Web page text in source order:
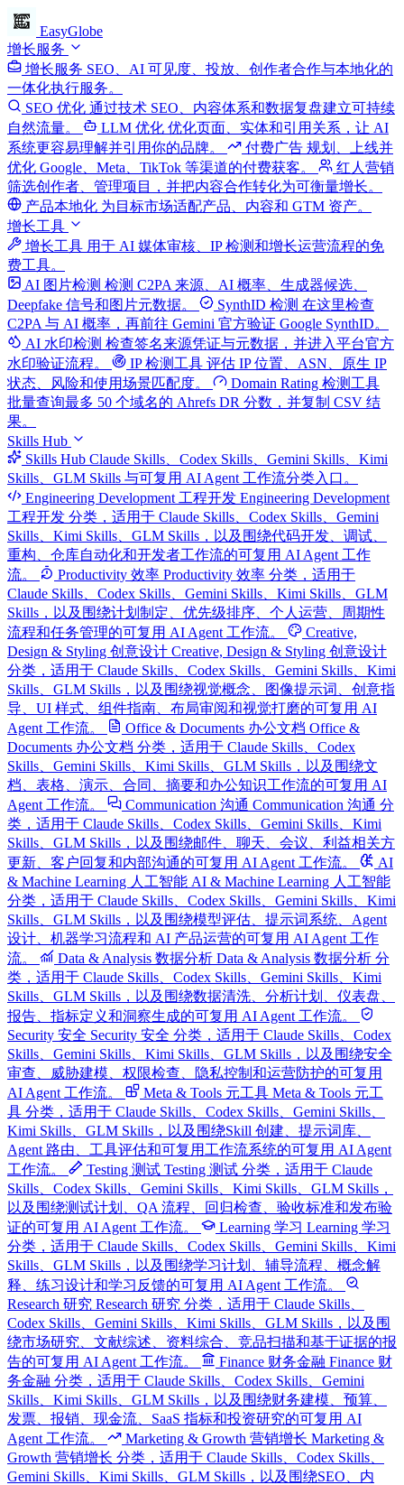
EasyGlobe
增长服务
增长服务 SEO、AI 可见度、投放、创作者合作与本地化的
一体化执行服务。
SEO 优化 通过技术 SEO、内容体系和数据复盘建立可持续
自然流量。
LLM 优化 优化页面、实体和引用关系，让 AI
系统更容易理解并引用你的品牌。
付费广告 规划、上线并
优化 Google、Meta、TikTok 等渠道的付费获客。
红人营销
筛选创作者、管理项目，并把内容合作转化为可衡量增长。
产品本地化 为目标市场适配产品、内容和 GTM 资产。
增长工具
增长工具 用于 AI 媒体审核、IP 检测和增长运营流程的免
费工具。
AI 图片检测 检测 C2PA 来源、AI 概率、生成器候选、
Deepfake 信号和图片元数据。
SynthID 检测 在这里检查
C2PA 与 AI 概率，再前往 Gemini 官方验证 Google SynthID。
AI 水印检测 检查签名来源凭证与元数据，并进入平台官方
水印验证流程。
IP 检测工具 评估 IP 位置、ASN、原生 IP
状态、风险和使用场景匹配度。
Domain Rating 检测工具
批量查询最多 50 个域名的 Ahrefs DR 分数，并复制 CSV 结
果。
Skills Hub
Skills Hub Claude Skills、Codex Skills、Gemini Skills、Kimi
Skills、GLM Skills 与可复用 AI Agent 工作流分类入口。
Engineering Development 工程开发 Engineering Development
工程开发 分类，适用于 Claude Skills、Codex Skills、Gemini
Skills、Kimi Skills、GLM Skills，以及围绕代码开发、调试、
重构、仓库自动化和开发者工作流的可复用 AI Agent 工作
流。
Productivity 效率 Productivity 效率 分类，适用于
Claude Skills、Codex Skills、Gemini Skills、Kimi Skills、GLM
Skills，以及围绕计划制定、优先级排序、个人运营、周期性
流程和任务管理的可复用 AI Agent 工作流。
Creative,
Design & Styling 创意设计 Creative, Design & Styling 创意设计
分类，适用于 Claude Skills、Codex Skills、Gemini Skills、Kimi
Skills、GLM Skills，以及围绕视觉概念、图像提示词、创意指
导、UI 样式、组件指南、布局审阅和视觉打磨的可复用 AI
Agent 工作流。
Office & Documents 办公文档 Office &
Documents 办公文档 分类，适用于 Claude Skills、Codex
Skills、Gemini Skills、Kimi Skills、GLM Skills，以及围绕文
档、表格、演示、合同、摘要和办公知识工作流的可复用 AI
Agent 工作流。
Communication 沟通 Communication 沟通 分
类，适用于 Claude Skills、Codex Skills、Gemini Skills、Kimi
Skills、GLM Skills，以及围绕邮件、聊天、会议、利益相关方
更新、客户回复和内部沟通的可复用 AI Agent 工作流。
AI
& Machine Learning 人工智能 AI & Machine Learning 人工智能
分类，适用于 Claude Skills、Codex Skills、Gemini Skills、Kimi
Skills、GLM Skills，以及围绕模型评估、提示词系统、Agent
设计、机器学习流程和 AI 产品运营的可复用 AI Agent 工作
流。
Data & Analysis 数据分析 Data & Analysis 数据分析 分
类，适用于 Claude Skills、Codex Skills、Gemini Skills、Kimi
Skills、GLM Skills，以及围绕数据清洗、分析计划、仪表盘、
报告、指标定义和洞察生成的可复用 AI Agent 工作流。
Security 安全 Security 安全 分类，适用于 Claude Skills、Codex
Skills、Gemini Skills、Kimi Skills、GLM Skills，以及围绕安全
审查、威胁建模、权限检查、隐私控制和运营防护的可复用
AI Agent 工作流。
Meta & Tools 元工具 Meta & Tools 元工
具 分类，适用于 Claude Skills、Codex Skills、Gemini Skills、
Kimi Skills、GLM Skills，以及围绕Skill 创建、提示词库、
Agent 路由、工具评估和可复用工作流系统的可复用 AI Agent
工作流。
Testing 测试 Testing 测试 分类，适用于 Claude
Skills、Codex Skills、Gemini Skills、Kimi Skills、GLM Skills，
以及围绕测试计划、QA 流程、回归检查、验收标准和发布验
证的可复用 AI Agent 工作流。
Learning 学习 Learning 学习
分类，适用于 Claude Skills、Codex Skills、Gemini Skills、Kimi
Skills、GLM Skills，以及围绕学习计划、辅导流程、概念解
释、练习设计和学习反馈的可复用 AI Agent 工作流。
Research 研究 Research 研究 分类，适用于 Claude Skills、
Codex Skills、Gemini Skills、Kimi Skills、GLM Skills，以及围
绕市场研究、文献综述、资料综合、竞品扫描和基于证据的报
告的可复用 AI Agent 工作流。
Finance 财务金融 Finance 财
务金融 分类，适用于 Claude Skills、Codex Skills、Gemini
Skills、Kimi Skills、GLM Skills，以及围绕财务建模、预算、
发票、报销、现金流、SaaS 指标和投资研究的可复用 AI
Agent 工作流。
Marketing & Growth 营销增长 Marketing &
Growth 营销增长 分类，适用于 Claude Skills、Codex Skills、
Gemini Skills、Kimi Skills、GLM Skills，以及围绕SEO、内